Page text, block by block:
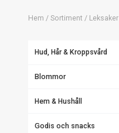
Hem / Sortiment / Leksaker
Hud, Hår & Kroppsvård
Blommor
Hem & Hushåll
Godis och snacks